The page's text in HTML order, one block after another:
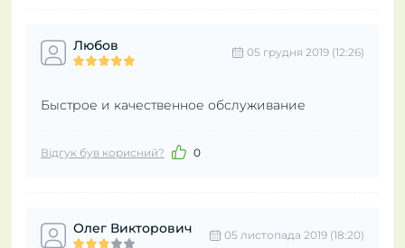
Любов 05 грудня 2019 (12:26)
Быстрое и качественное обслуживание
Відгук був корисний? 0
Олег Викторович 05 листопада 2019 (18:20)